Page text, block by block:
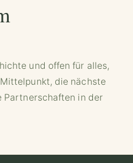
und offen für alles,
die nächste
Partnerschaften in der